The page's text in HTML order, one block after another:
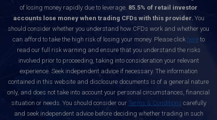
of losing money rapidly due to leverage. 85.5% of retail investor
accounts lose money when trading CFDs with this provider. You
should consider whether you understand how CFDs work and whether you
can afford to take the high risk of losing your money. Please click hereto
read our full risk warning and ensure that you understand the risks
involved prior to proceeding, taking into consideration your relevant
experience. Seek independent advice if necessary. The information
contained in this website and disclosure documents is of a general nature
only, and does not take into account your personal circumstances, financial
situation or needs. You should consider our Terms & Conditions carefully
and seek independent advice before deciding whether trading in such